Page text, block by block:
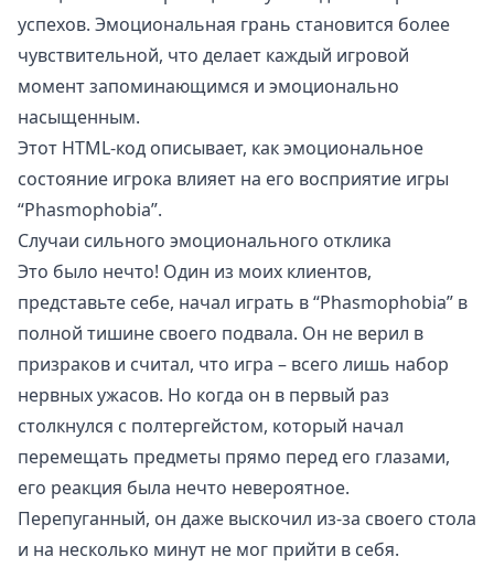
успехов. Эмоциональная грань становится более
чувствительной, что делает каждый игровой
момент запоминающимся и эмоционально
насыщенным.
Этот HTML-код описывает, как эмоциональное
состояние игрока влияет на его восприятие игры
“Phasmophobia”.
Случаи сильного эмоционального отклика
Это было нечто! Один из моих клиентов,
представьте себе, начал играть в “Phasmophobia” в
полной тишине своего подвала. Он не верил в
призраков и считал, что игра – всего лишь набор
нервных ужасов. Но когда он в первый раз
столкнулся с полтергейстом, который начал
перемещать предметы прямо перед его глазами,
его реакция была нечто невероятное.
Перепуганный, он даже выскочил из-за своего стола
и на несколько минут не мог прийти в себя.